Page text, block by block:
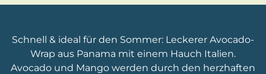
Schnell & ideal für den Sommer: Leckerer Avocado-
Wrap aus Panama mit einem Hauch Italien.
Avocado und Mango werden durch den herzhaften